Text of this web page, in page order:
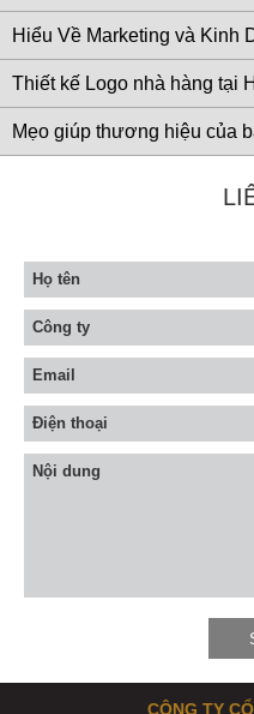
Hiểu Về Marketing và Kinh
Thiết kế Logo nhà hàng tại
Mẹo giúp thương hiệu của
CÔNG TY